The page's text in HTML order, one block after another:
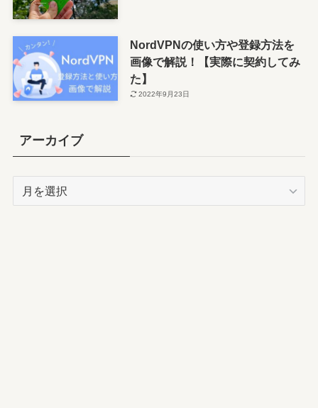
NordVPNの使い方や登録方法を
画像で解説！【実際に契約してみ
た】
2022年9月23日
アーカイブ